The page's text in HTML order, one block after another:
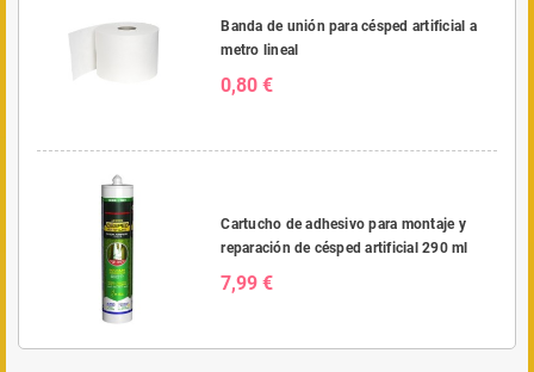
Banda de unión para césped artificial a
metro lineal
0,80 €
Cartucho de adhesivo para montaje y
reparación de césped artificial 290 ml
7,99 €